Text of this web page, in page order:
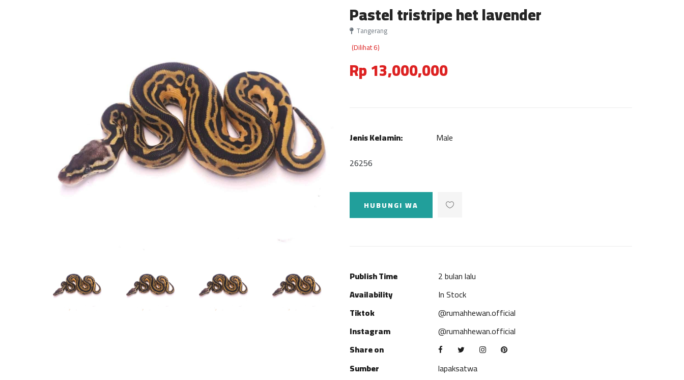
Pastel tristripe het lavender
Tangerang
(Dilihat 6)
Rp 13,000,000
Jenis Kelamin:
Male
26256
HUBUNGI WA
Publish Time
2 bulan lalu
Availability
In Stock
Tiktok
@rumahhewan.official
Instagram
@rumahhewan.official
Share on
Sumber
lapaksatwa